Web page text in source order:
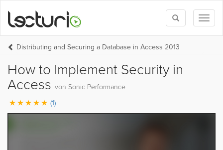
Toggle
search
Distributing and Securing a Database in Access 2013
How to Implement Security in
Access von Sonic Performance
(1)